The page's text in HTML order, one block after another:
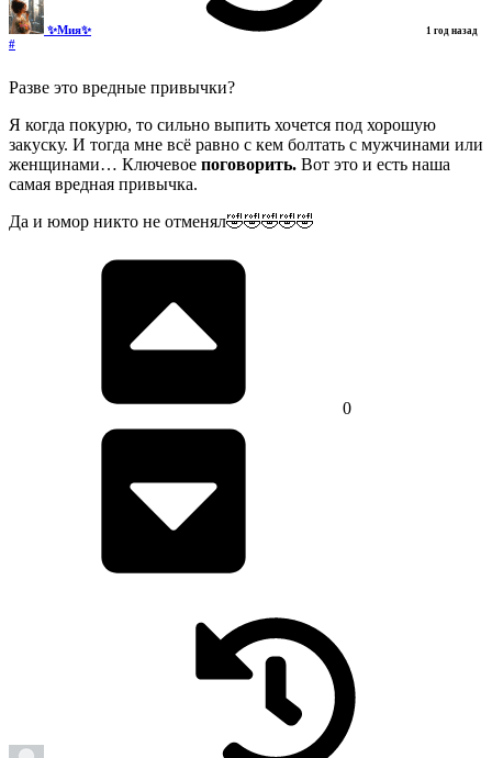
✨Мия✨ 1 год назад
#
Разве это вредные привычки?
Я когда покурю, то сильно выпить хочется под хорошую
закуску. И тогда мне всё равно с кем болтать с мужчинами или
женщинами… Ключевое поговорить. Вот это и есть наша
самая вредная привычка.
Да и юмор никто не отменял🤣🤣🤣🤣🤣
0